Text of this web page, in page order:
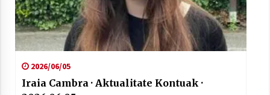
2026/06/05
Iraia Cambra · Aktualitate Kontuak ·